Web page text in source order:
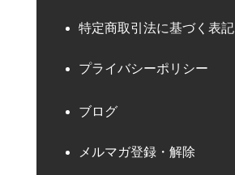
特定商取引法に基づく表記
プライバシーポリシー
ブログ
メルマガ登録・解除